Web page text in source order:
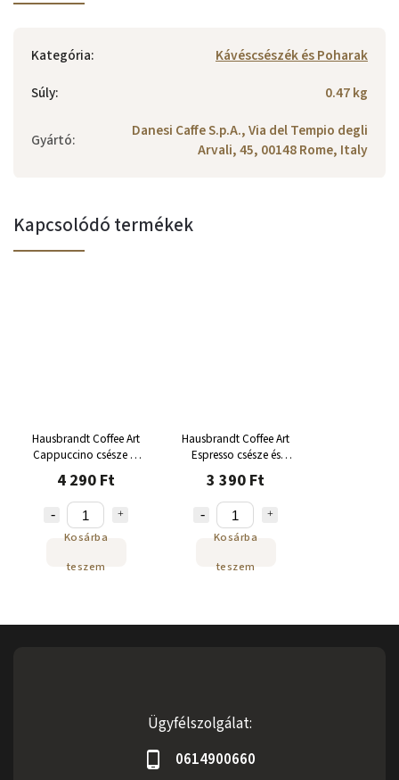
Kategória:
Kávéscsészék és Poharak
Súly: 0.47 kg
Gyártó:
Danesi Caffe S.p.A., Via del Tempio degli
Arvali, 45, 00148 Rome, Italy
Kapcsolódó termékek
Hausbrandt Coffee Art
Cappuccino csésze és
csészealj 160 ml
4 290 Ft
Kosárba
teszem
Hausbrandt Coffee Art
Espresso csésze és
csészealj 60 ml
3 390 Ft
Kosárba
teszem
Ügyfélszolgálat:
0614900660